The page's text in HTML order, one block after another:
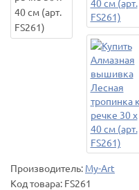
Производитель: My-Art
Код товара: FS261